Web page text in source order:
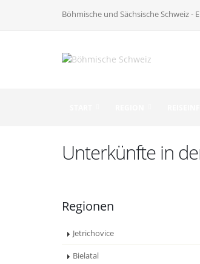
Böhmische und Sächsische Schweiz
Unterkünfte in
Regionen
Jetrichovice
Bielatal